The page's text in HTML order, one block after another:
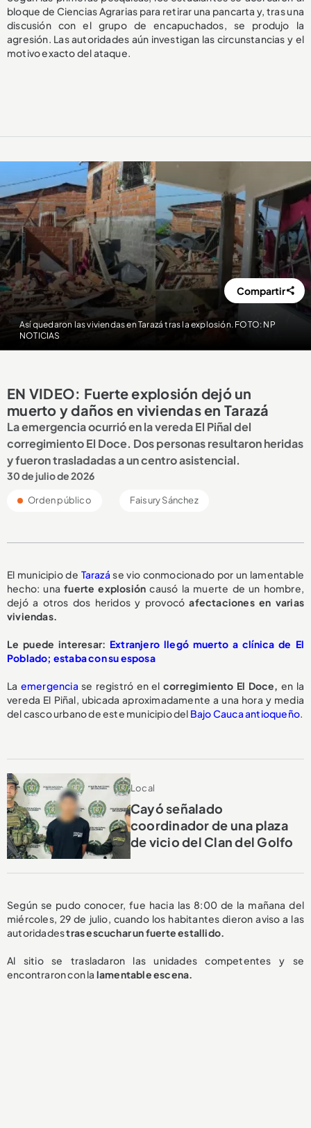
bloque de Ciencias Agrarias para retirar una pancarta y, tras una
discusión con el grupo de encapuchados, se produjo la
agresión. Las autoridades aún investigan las circunstancias y el
motivo exacto del ataque.
Así quedaron las viviendas en Tarazá tras la explosión. FOTO: NP
NOTICIAS
Compartir
EN VIDEO: Fuerte explosión dejó un
muerto y daños en viviendas en Tarazá
La emergencia ocurrió en la vereda El Piñal del
corregimiento El Doce. Dos personas resultaron heridas
y fueron trasladadas a un centro asistencial.
30 de julio de 2026
Orden público Faisury Sánchez
El municipio de Tarazá se vio conmocionado por un lamentable
hecho: unafuerte explosión causó la muerte de un hombre,
dejó a otros dos heridos y provocóafectaciones en varias
viviendas.
Le puede interesar: Extranjero llegó muerto a clínica de El
Poblado; estaba con su esposa
La emergencia se registró en el corregimiento El Doce, en la
vereda El Piñal, ubicada aproximadamente a una hora y media
del casco urbano de este municipio del Bajo Cauca antioqueño.
Local
Cayó señalado
coordinador de una plaza
de vicio del Clan del Golfo
Según se pudo conocer, fue hacia las 8:00 de la mañana del
miércoles, 29 de julio, cuando los habitantes dieron aviso a las
autoridadestras escuchar un fuerte estallido.
Al sitio se trasladaron las unidades competentes y se
encontraron con la lamentableescena.